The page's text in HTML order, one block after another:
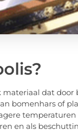
materiaal dat
bomenhars of
en als